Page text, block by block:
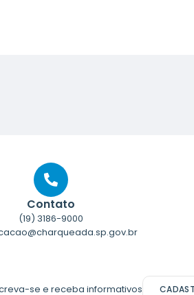
Contato
(19) 3186-9000
se e receba informativos